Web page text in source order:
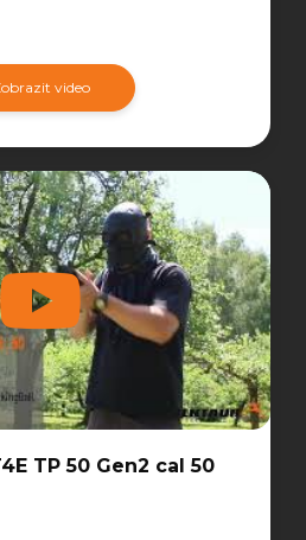
video
TP 50 Gen2 cal 50